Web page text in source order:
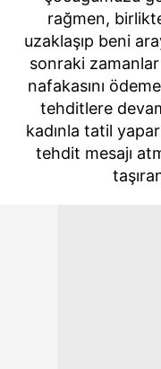
rağmen,
uzaklaşıp beni
sonraki
nafakasını
tehditlere
kadınla tatil
tehdit mesajı